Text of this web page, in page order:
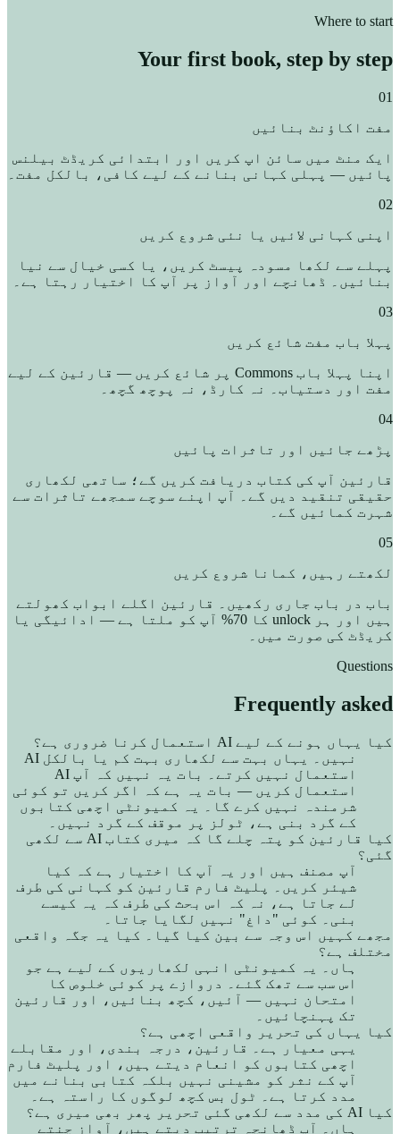
Where to start
Your first book, step by step
01
مفت اکاؤنٹ بنائیں
ایک منٹ میں سائن اپ کریں اور ابتدائی کریڈٹ بیلنس
پائیں — پہلی کہانی بنانے کے لیے کافی، بالکل مفت۔
02
اپنی کہانی لائیں یا نئی شروع کریں
پہلے سے لکھا مسودہ پیسٹ کریں، یا کسی خیال سے نیا
بنائیں۔ ڈھانچے اور آواز پر آپ کا اختیار رہتا ہے۔
03
پہلا باب مفت شائع کریں
اپنا پہلا باب Commons پر شائع کریں — قارئین کے لیے
مفت اور دستیاب۔ نہ کارڈ، نہ پوچھ گچھ۔
04
پڑھے جائیں اور تاثرات پائیں
قارئین آپ کی کتاب دریافت کریں گے؛ ساتھی لکھاری
حقیقی تنقید دیں گے۔ آپ اپنے سوچے سمجھے تاثرات سے
شہرت کمائیں گے۔
05
لکھتے رہیں، کمانا شروع کریں
باب در باب جاری رکھیں۔ قارئین اگلے ابواب کھولتے
ہیں اور ہر unlock کا 70% آپ کو ملتا ہے — ادائیگی یا
کریڈٹ کی صورت میں۔
Questions
Frequently asked
کیا یہاں ہونے کے لیے AI استعمال کرنا ضروری ہے؟
نہیں۔ یہاں بہت سے لکھاری بہت کم یا بالکل AI
استعمال نہیں کرتے۔ بات یہ نہیں کہ آپ AI
استعمال کریں — بات یہ ہے کہ اگر کریں تو کوئی
شرمندہ نہیں کرے گا۔ یہ کمیونٹی اچھی کتابوں
کے گرد بنی ہے، ٹولز پر موقف کے گرد نہیں۔
کیا قارئین کو پتہ چلے گا کہ میری کتاب AI سے لکھی
گئی؟
آپ مصنف ہیں اور یہ آپ کا اختیار ہے کہ کیا
شیئر کریں۔ پلیٹ فارم قارئین کو کہانی کی طرف
لے جاتا ہے، نہ کہ اس بحث کی طرف کہ یہ کیسے
بنی۔ کوئی "داغ" نہیں لگایا جاتا۔
مجھے کہیں اس وجہ سے بین کیا گیا۔ کیا یہ جگہ واقعی
مختلف ہے؟
ہاں۔ یہ کمیونٹی انہی لکھاریوں کے لیے ہے جو
اس سب سے تھک گئے۔ دروازے پر کوئی خلوص کا
امتحان نہیں — آئیں، کچھ بنائیں، اور قارئین
تک پہنچائیں۔
کیا یہاں کی تحریر واقعی اچھی ہے؟
یہی معیار ہے۔ قارئین، درجہ بندی، اور مقابلے
اچھی کتابوں کو انعام دیتے ہیں، اور پلیٹ فارم
آپ کے نثر کو مشینی نہیں بلکہ کتابی بنانے میں
مدد کرتا ہے۔ ٹول بس کچھ لوگوں کا راستہ ہے۔
کیا AI کی مدد سے لکھی گئی تحریر پھر بھی میری ہے؟
ہاں۔ آپ ڈھانچہ ترتیب دیتے ہیں، آواز چنتے